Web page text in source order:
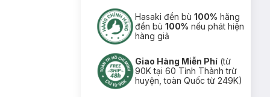
Hasaki đền bù100% hãng
đền bù100% nếu phát hiện
hàng giả
Giao Hàng Miễn Phí (từ
90K tại 60 Tỉnh Thành trừ
huyện, toàn Quốc từ 249K)